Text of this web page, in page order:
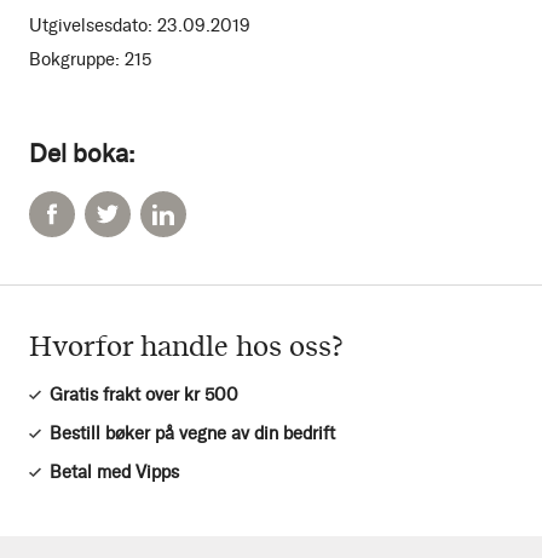
Del boka:
Utgivelsesdato: 23.09.2019
Bokgruppe: 215
Hvorfor handle hos oss?
Gratis frakt over kr 500
Bestill bøker på vegne av din bedrift
Betal med Vipps